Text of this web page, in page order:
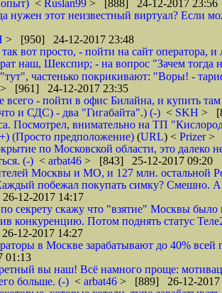
< Ruslan99 > [888] 24-12-2017 23:56
нужен этот неизвестный виртуал? Если
> [950] 24-12-2017 23:48
вот просто, - пойти на сайт оператора,
наш, Шекспир; - на вопрос "Зачем тогда
частенько покрикивают: "Воры! -
> [961] 24-12-2017 23:35
всего - пойти в офис Билайна, и купить
и СДС) - два "Гигабайта".) (-) < SKH >
Посмотрел, внимательно на ТП
(Просто предположение) (URL) < Prizer>
по Московской области, это далеко
(-) < arbat46 > [843] 25-12-2017 09:20
Москвы и МО, и 127 млн. остальной
побежал покупать симку? Смешно. А
12-2017 14:17
секрету скажу что "взятие" Москвы
конкуренцию. Потом поднять статус
12-2017 14:27
в Москве зарабатывают до 40% всей
01:13
вы наш! Всё намного проще:
больше. (-) < arbat46 > [889] 26-12-2017